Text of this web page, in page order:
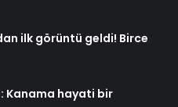
ilk görüntü geldi! Birce
Kanama hayati bir